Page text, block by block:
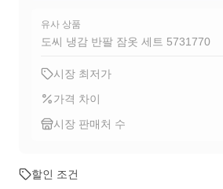
유사 상품
도씨 냉감 반팔 잠옷 세트 5731770
시장 최저가
가격 차이
시장 판매처 수
할인 조건